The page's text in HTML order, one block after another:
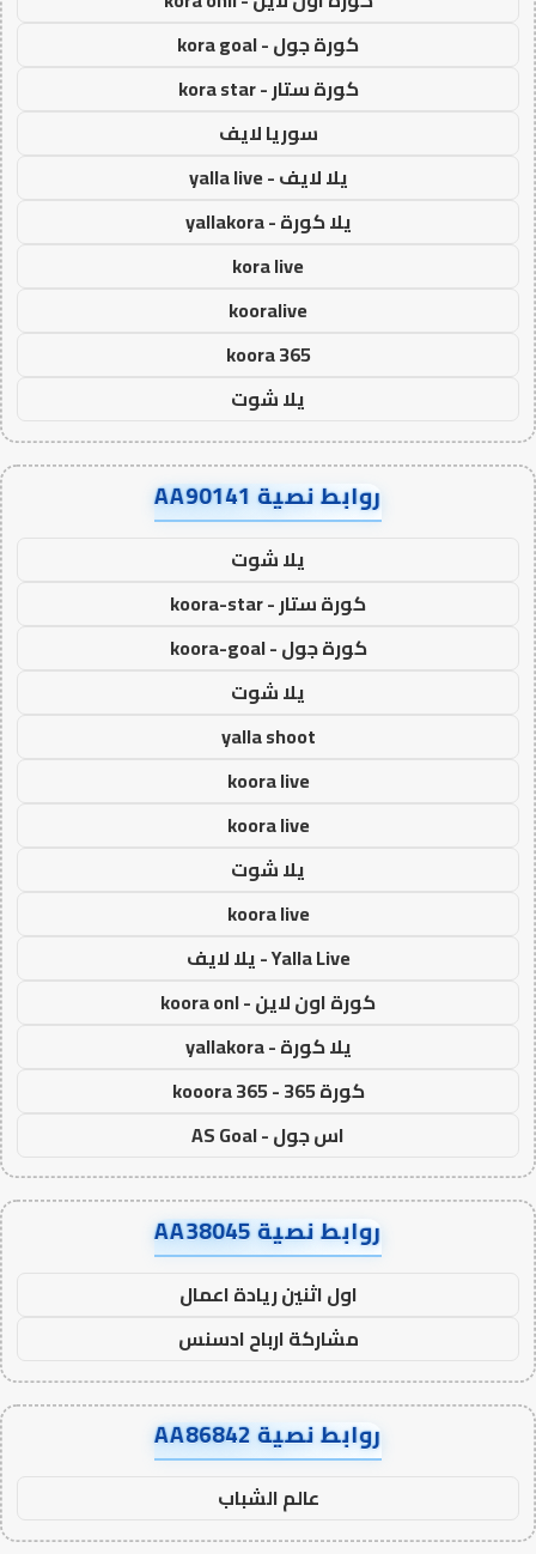
كورة جول - kora goal
كورة ستار - kora star
سوريا لايف
يلا لايف - yalla live
يلا كورة - yallakora
kora live
kooralive
koora 365
يلا شوت
روابط نصية AA90141
يلا شوت
كورة ستار - koora-star
كورة جول - koora-goal
يلا شوت
yalla shoot
koora live
koora live
يلا شوت
koora live
Yalla Live - يلا لايف
كورة اون لاين - koora onl
يلا كورة - yallakora
كورة 365 - kooora 365
اس جول - AS Goal
روابط نصية AA38045
اول اثنين ريادة اعمال
مشاركة ارباح ادسنس
روابط نصية AA86842
عالم الشباب